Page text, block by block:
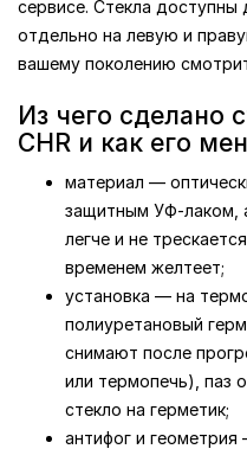
сервисе. Стекла
отдельно на левую и
вашему поколению
Из чего сделано
CHR и как его
материал —
защитным УФ-лаком,
легче и не
временем желтеет;
установка — на
полиуретановый
снимают после
или термопечь), паз
стекло на герметик;
антифог и геометрия